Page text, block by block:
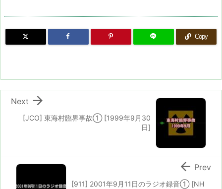
Copy
[JCO] 東海村臨界事故① [1999年9月30
日]

Next
[911] 2001年9月11日のラジオ録音① [NH
 Prev